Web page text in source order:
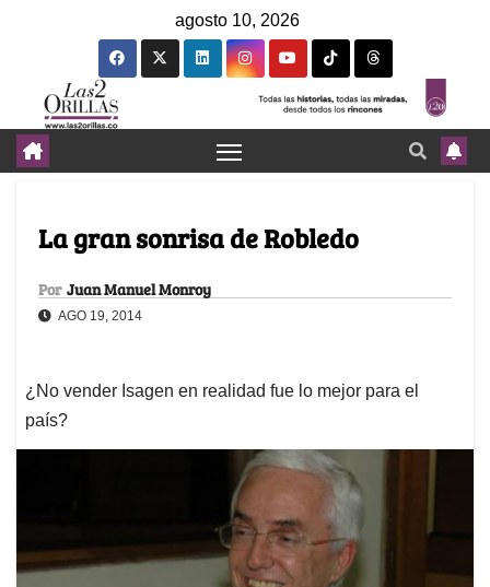
agosto 10, 2026
La gran sonrisa de Robledo
Por Juan Manuel Monroy
AGO 19, 2014
¿No vender Isagen en realidad fue lo mejor para el
país?